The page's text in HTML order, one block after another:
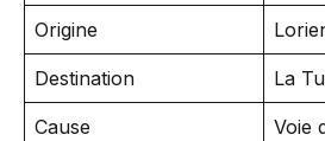
Origine
Destination La
Cause Voie